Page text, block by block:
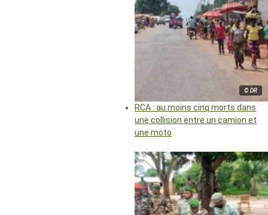
© DR
RCA : au moins cinq morts dans
une collision entre un camion et
une moto